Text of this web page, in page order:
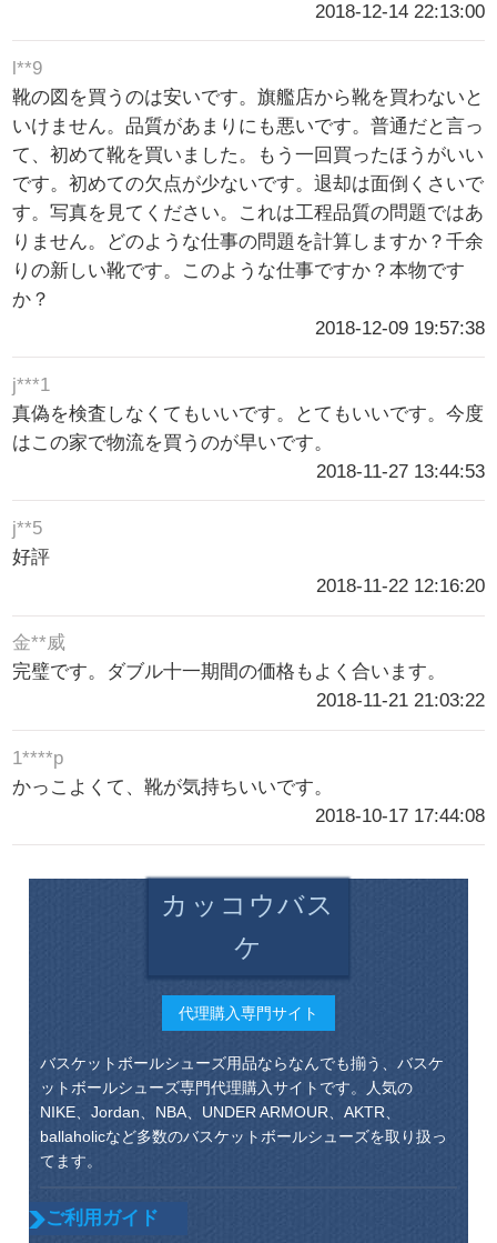
2018-12-14 22:13:00
l**9
靴の図を買うのは安いです。旗艦店から靴を買わないと
いけません。品質があまりにも悪いです。普通だと言っ
て、初めて靴を買いました。もう一回買ったほうがいい
です。初めての欠点が少ないです。退却は面倒くさいで
す。写真を見てください。これは工程品質の問題ではあ
りません。どのような仕事の問題を計算しますか？千余
りの新しい靴です。このような仕事ですか？本物です
か？
2018-12-09 19:57:38
j***1
真偽を検査しなくてもいいです。とてもいいです。今度
はこの家で物流を買うのが早いです。
2018-11-27 13:44:53
j**5
好評
2018-11-22 12:16:20
金**威
完璧です。ダブル十一期間の価格もよく合います。
2018-11-21 21:03:22
1****p
かっこよくて、靴が気持ちいいです。
2018-10-17 17:44:08
カッコウバス
ケ
代理購入専門サイト
バスケットボールシューズ用品ならなんでも揃う、バスケ
ットボールシューズ専門代理購入サイトです。人気の
NIKE、Jordan、NBA、UNDER ARMOUR、AKTR、
ballaholicなど多数のバスケットボールシューズを取り扱っ
てます。
ご利用ガイド